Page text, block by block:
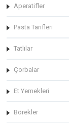
Aperatifler
Pasta Tarifleri
Tatlılar
Çorbalar
Et Yemekleri
Börekler